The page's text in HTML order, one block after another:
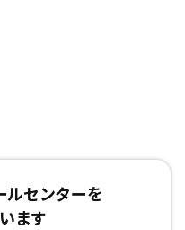
ルセンターを
ます